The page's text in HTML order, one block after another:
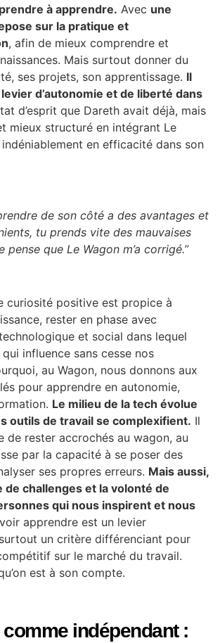
à apprendre. Avec une
sur la pratique et
, afin de mieux comprendre et
Mais surtout donner du
ses projets, son apprentissage. Il
levier d’autonomie et de liberté dans
d’esprit que Dareth avait déjà, mais
mieux structuré​ en intégrant Le
en efficacité dans son
de son côté a des avantages et
tu prends vite des mauvaises
pense que Le Wagon m’a corrigé.”
curiosité positive ​est propice à
rester en phase avec
et social dans lequel
influence sans cesse nos
au Wagon, nous donnons aux
pour apprendre en autonomie,
Le milieu de la tech évolue
outils de travail se complexifient. Il
de rester accrochés au wagon, au
par la capacité à se poser des
ses propres erreurs. Mais aussi,
de challenges et la volonté de
qui nous inspirent et nous
apprendre ​est un levier
un critère différenciant ​pour
sur le marché du travail​.​
est à son compte.
comme indépendant :